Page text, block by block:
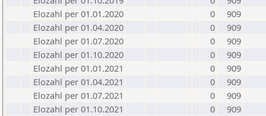
Elozahl per 01.01.2020
0
909
Elozahl per 01.04.2020
0
909
Elozahl per 01.07.2020
0
909
Elozahl per 01.10.2020
0
909
Elozahl per 01.01.2021
0
909
Elozahl per 01.04.2021
0
909
Elozahl per 01.07.2021
0
909
Elozahl per 01.10.2021
0
909